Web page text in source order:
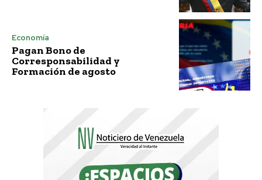
Economía
Pagan Bono de
Corresponsabilidad y
Formación de agosto